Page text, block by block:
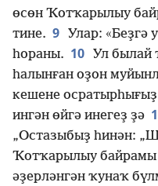
өсөн Ҡотҡарылыу
тине. 9
Улар: «Беҙгә
һораны. 10
Ул былай
һалынған оҙон
кешене
ингән өйгә инегеҙ ҙә
„Остазыбыҙ һинән:
Ҡотҡарылыу
әҙерләнгән ҡунаҡ